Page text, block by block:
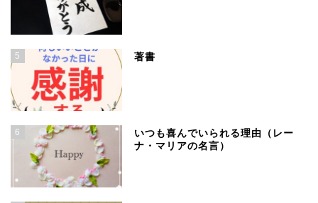
5 著書
6
いつも喜んでいられる理由（レー
ナ・マリアの名言）